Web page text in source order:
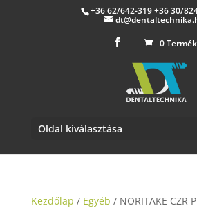
+36 62/642-319 +36 30/
0 Termék
Oldal kiválasztása
Kezdőlap / Egyéb / NORITAKE CZR